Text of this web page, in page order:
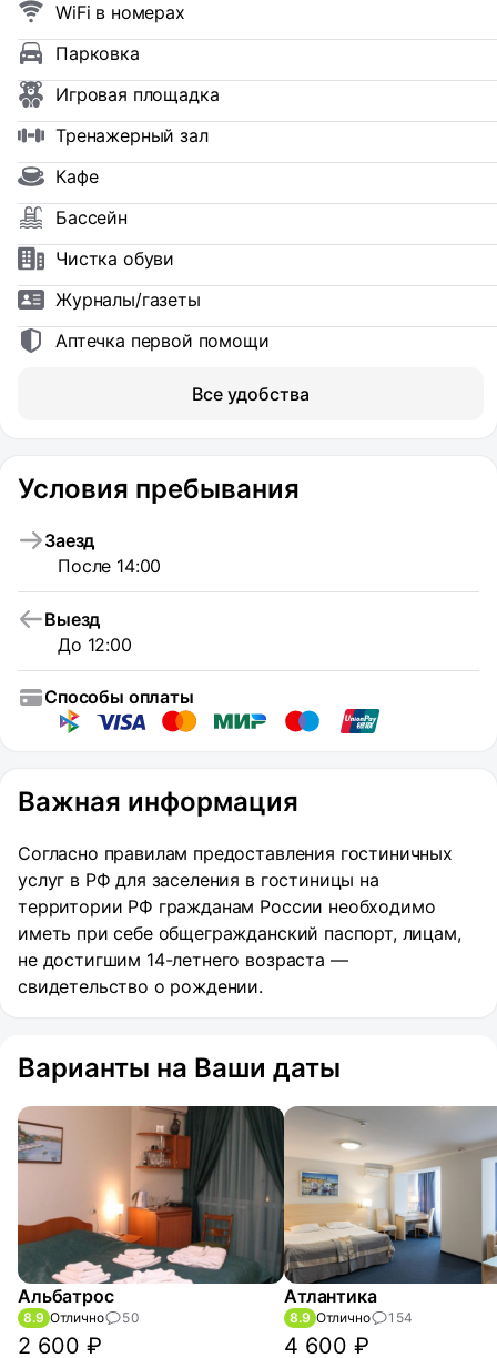
WiFi в номерах
Парковка
Игровая площадка
Тренажерный зал
Кафе
Бассейн
Чистка обуви
Журналы/газеты
Аптечка первой помощи
Все удобства
Условия пребывания
Заезд
После 14:00
Выезд
До 12:00
Способы оплаты
Важная информация
Согласно правилам предоставления гостиничных
услуг в РФ для заселения в гостиницы на
территории РФ гражданам России необходимо
иметь при себе общегражданский паспорт, лицам,
не достигшим 14-летнего возраста —
свидетельство о рождении.
Варианты на Ваши даты
Альбатрос
8.9 Отлично 50
2 600 ₽
Атлантика
8.9 Отлично 154
4 600 ₽